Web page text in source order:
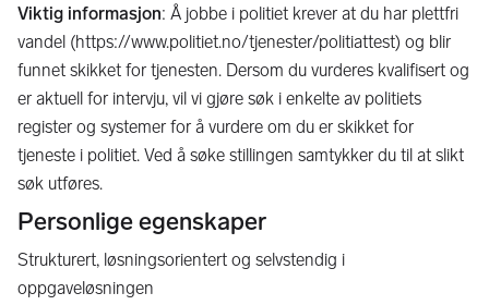
Viktig informasjon: Å jobbe i politiet krever at du har plettfri
vandel (https://www.politiet.no/tjenester/politiattest) og blir
funnet skikket for tjenesten. Dersom du vurderes kvalifisert og
er aktuell for intervju, vil vi gjøre søk i enkelte av politiets
register og systemer for å vurdere om du er skikket for
tjeneste i politiet. Ved å søke stillingen samtykker du til at slikt
søk utføres.
Personlige egenskaper
Strukturert, løsningsorientert og selvstendig i
oppgaveløsningen